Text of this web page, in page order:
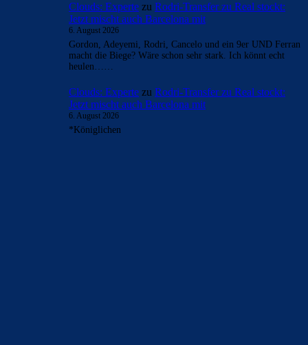
Clouds: Experte zu Rodri-Transfer zu Real stockt:
Jetzt mischt auch Barcelona mit
6. August 2026
Gordon, Adeyemi, Rodri, Cancelo und ein 9er UND Ferran
macht die Biege? Wäre schon sehr stark. Ich könnt echt
heulen……
Clouds: Experte zu Rodri-Transfer zu Real stockt:
Jetzt mischt auch Barcelona mit
6. August 2026
*Königlichen